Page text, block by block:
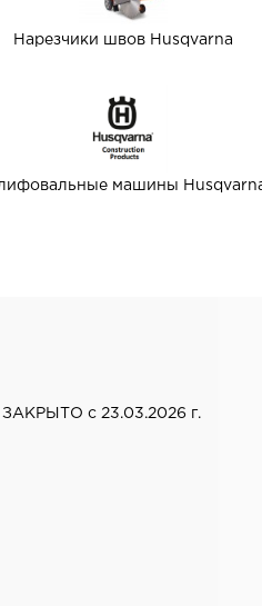
Нарезчики швов Husqvarna
машины
ЗАКРЫТО с 23.03.2026 г.